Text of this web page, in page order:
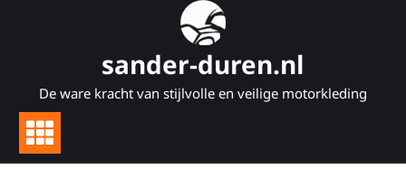
sander-duren.nl
De ware kracht van stijlvolle en veilige motorkleding